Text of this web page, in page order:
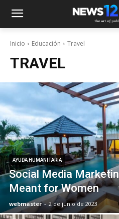
Inicio Educación Travel
TRAVEL
AYUDA HUMANITARIA
Social Media
Meant for Women
webmaster - 2 de junio de 2023